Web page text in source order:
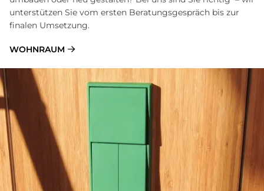
unterstützen Sie vom ersten Beratungsgespräch bis zur
finalen Umsetzung.
WOHNRAUM